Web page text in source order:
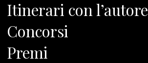
Itinerari con l’autore
Concorsi
Premi